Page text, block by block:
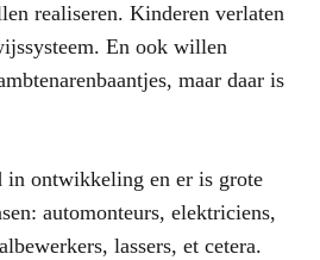
realiseren. Kinderen verlaten
En ook willen
maar daar is
in ontwikkeling en er is grote
automonteurs, elektriciens,
lassers, et cetera.